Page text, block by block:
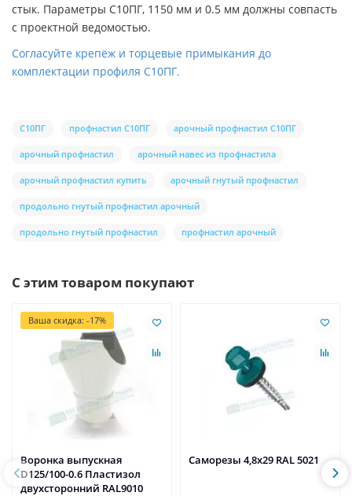
стык. Параметры С10ПГ, 1150 мм и 0.5 мм должны совпасть
с проектной ведомостью.
Согласуйте крепёж и торцевые примыкания до
комплектации профиля С10ПГ.
С10ПГ профнастил С10ПГ арочный профнастил С10ПГ
арочный профнастил арочный навес из профнастила
арочный профнастил купить арочный гнутый профнастил
продольно гнутый профнастил арочный
продольно гнутый профнастил профнастил арочный
С этим товаром покупают
Ваша скидка: -17%
Воронка выпускная
D125/100-0.6 Пластизол
двухсторонний RAL9010
Саморезы 4,8х29 RAL 5021